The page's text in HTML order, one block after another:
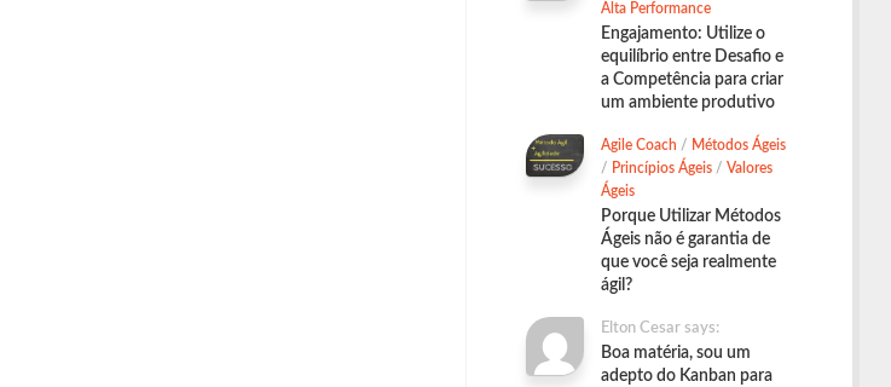
Alta Performance
Engajamento: Utilize o
equilíbrio entre Desafio e
a Competência para criar
um ambiente produtivo
Agile Coach / Métodos Ágeis
/ Princípios Ágeis / Valores
Ágeis
Porque Utilizar Métodos
Ágeis não é garantia de
que você seja realmente
ágil?
Elton Cesar says:
Boa matéria, sou um
adepto do Kanban para